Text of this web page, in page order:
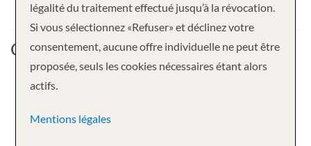
Cabine
légalité du traitement effectué jusqu’à la révocation.
Si vous sélectionnez «Refuser» et déclinez votre
consentement, aucune offre individuelle ne peut être
proposée, seuls les cookies nécessaires étant alors
actifs.
Mentions légales